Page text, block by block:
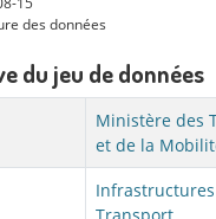
des données
du jeu de données
Ministère des
et de la
Infrastructures